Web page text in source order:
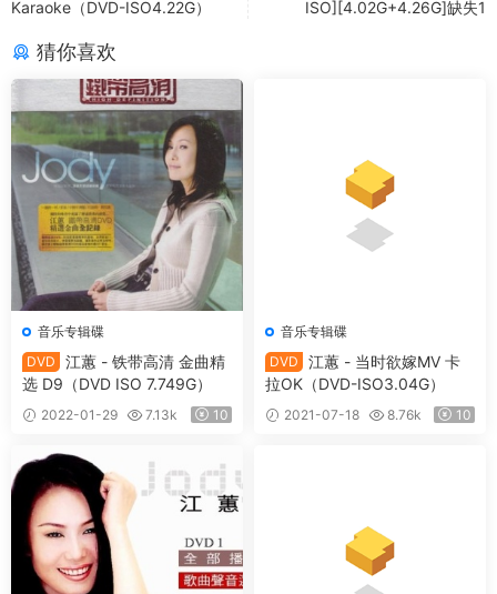
Karaoke（DVD-ISO4.22G） ISO][4.02G+4.26G]缺失1
猜你喜欢
音乐专辑碟
DVD
江蕙 - 铁带高清 金曲精
选 D9（DVD ISO 7.749G）
2022-01-29 7.13k 10
音乐专辑碟
DVD
江蕙 - 当时欲嫁MV 卡
拉OK（DVD-ISO3.04G）
2021-07-18 8.76k 10